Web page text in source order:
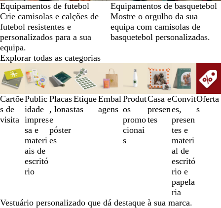
Equipamentos de futebol
Crie camisolas e calções de
futebol resistentes e
personalizados para a sua
equipa.
Equipamentos de basquetebol
Mostre o orgulho da sua
equipa com camisolas de
basquetebol personalizadas.
Explorar todas as categorias
Cartõe
s de
visita
Public
idade
impres
sa e
materi
ais de
escritó
rio
Placas
, lonas
e
póster
es
Etique
tas
Embal
agens
Produt
os
promo
cionai
s
Casa e
presen
tes
Convit
es,
presen
tes e
materi
al de
escritó
rio e
papela
ria
Oferta
s
Diapositivos
1
a
3
de
9
Vestuário personalizado que dá destaque à sua marca.